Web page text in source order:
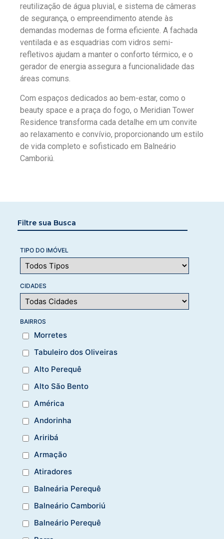
Filtre sua Busca
TIPO DO IMÓVEL
CIDADES
BAIRROS
Morretes
Tabuleiro dos Oliveiras
Alto Perequê
Alto São Bento
América
Andorinha
Ariribá
Armação
Atiradores
Balneária Perequê
Balneário Camboriú
Balneário Perequê
reutilização de água pluvial, e sistema de câmeras
de segurança, o empreendimento atende às
demandas modernas de forma eficiente. A fachada
ventilada e as esquadrias com vidros semi-
refletivos ajudam a manter o conforto térmico, e o
gerador de energia assegura a funcionalidade das
áreas comuns.
Com espaços dedicados ao bem-estar, como o
beauty space e a praça do fogo, o Meridian Tower
Residence transforma cada detalhe em um convite
ao relaxamento e convívio, proporcionando um estilo
de vida completo e sofisticado em Balneário
Camboriú.